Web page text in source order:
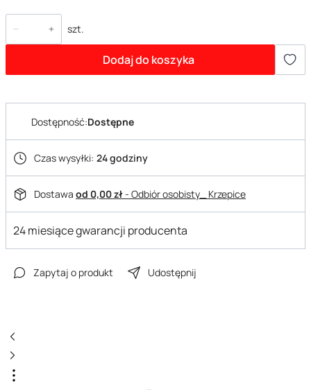
szt.
Dodaj do koszyka
Dostępność:Dostępne
Czas wysyłki: 24 godziny
Dostawa od 0,00 zł- Odbiór osobisty_ Krzepice
24 miesiące gwarancji producenta
Zapytaj o produkt Udostępnij